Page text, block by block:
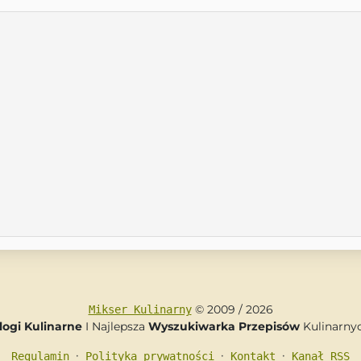
Mikser Kulinarny© 2009 / 2026
Kulinarne I Najlepsza Wyszukiwarka Przepisów
Regulamin • Polityka prywatności • Kontakt • Kanał RSS